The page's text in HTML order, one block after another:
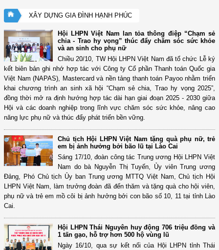
XÂY DỰNG GIA ĐÌNH HẠNH PHÚC
Hội LHPN Việt Nam lan tỏa thông điệp “Chạm sẻ
chia - Trao hy vọng” thúc đẩy chăm sóc sức khỏe
và an sinh cho phụ nữ
Chiều 20/10, TW Hội LHPN Việt Nam đã tổ chức Lễ ký
kết biên bản ghi nhớ hợp tác với Công ty Cổ phần Thanh toán Quốc gia
Việt Nam (NAPAS), Mastercard và nền tảng thanh toán Payoo nhằm triển
khai chương trình an sinh xã hội “Chạm sẻ chia, Trao hy vọng 2025”,
đồng thời mở ra định hướng hợp tác dài hạn giai đoạn 2025 - 2030 giữa
Hội và các doanh nghiệp trong lĩnh vực chăm sóc sức khỏe, nâng cao
năng lực phụ nữ và thúc đẩy phát triển bền vững.
Chủ tịch Hội LHPN Việt Nam tặng quà phụ nữ, trẻ
em bị ảnh hưởng bởi bão lũ tại Lào Cai
Sáng 17/10, đoàn công tác Trung ương Hội LHPN Việt
Nam do bà Nguyễn Thị Tuyến, Ủy viên Trung ương
Đảng, Phó Chủ tịch Ủy ban Trung ương MTTQ Việt Nam, Chủ tịch Hội
LHPN Việt Nam, làm trưởng đoàn đã đến thăm và tặng quà cho hội viên,
phụ nữ và trẻ em mồ côi bị ảnh hưởng bởi con bão số 10, 11 tại tỉnh Lào
Cai.
Hội LHPN Thái Nguyên huy động 706 triệu đồng và
1 tấn gạo, hỗ trợ hơn 500 hộ vùng lũ
Ngày 16/10, qua sự kết nối của Hội LHPN tỉnh Thái